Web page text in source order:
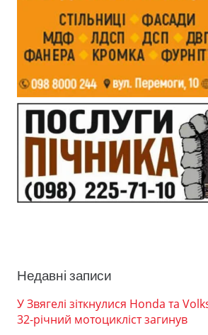
Недавні записи
У Звягелі зіткнулися Honda та
32-річний мотоцикліст загинув